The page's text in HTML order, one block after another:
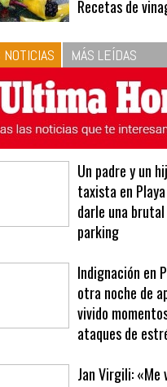
respeta las
Recetas de
NOTICIAS MÁS LEÍDAS
Un padre y un
darle una
parking
Indignación en
vivido